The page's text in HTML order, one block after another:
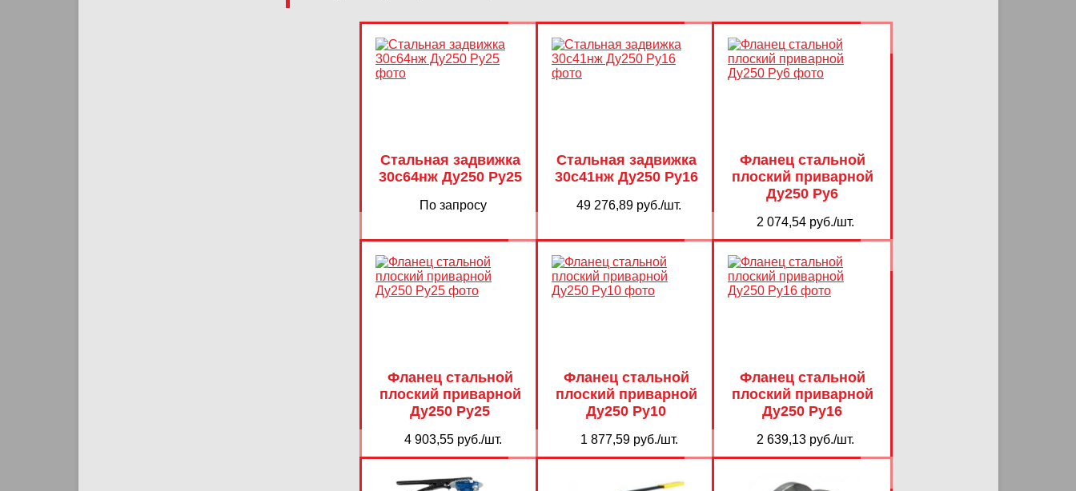
Стальная задвижка
30с64нж Ду250 Ру25
По запросу
Стальная задвижка
30с41нж Ду250 Ру16
49 276,89 руб./шт.
Фланец стальной
плоский приварной
Ду250 Ру6
2 074,54 руб./шт.
Фланец стальной
плоский приварной
Ду250 Ру25
4 903,55 руб./шт.
Фланец стальной
плоский приварной
Ду250 Ру10
1 877,59 руб./шт.
Фланец стальной
плоский приварной
Ду250 Ру16
2 639,13 руб./шт.